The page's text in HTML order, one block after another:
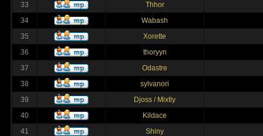
33
Thhor
34
Wabash
35
Xorette
36
thoryyn
37
Odastre
38
sylvanori
39
Djoss / Mixtly
40
Kildace
41
Shiny